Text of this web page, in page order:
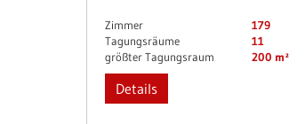
Zimmer
179
Tagungsräume
11
größter Tagungsraum
200 m²
Details